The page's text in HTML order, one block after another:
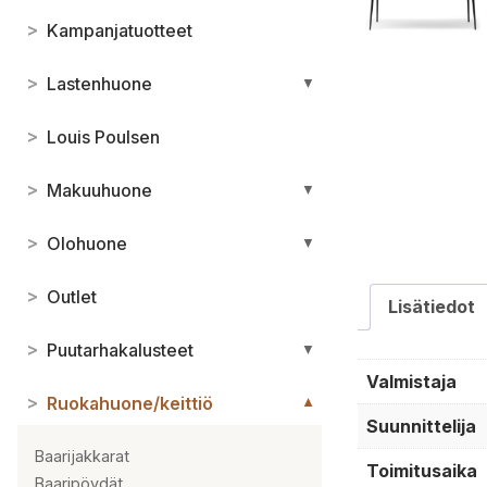
> Kampanjatuotteet
> Lastenhuone ▼
> Louis Poulsen
> Makuuhuone ▼
> Olohuone ▼
> Outlet
> Puutarhakalusteet ▼
> Ruokahuone/keittiö ▼
Baarijakkarat
Lisätiedot
Valmistaja
Suunnittelija
Toimitusaika